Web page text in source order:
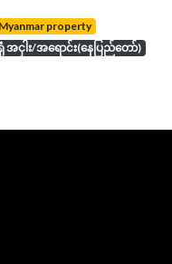
Myanmar property
အငှါး/အရောင်း(နေပြည်တော်)